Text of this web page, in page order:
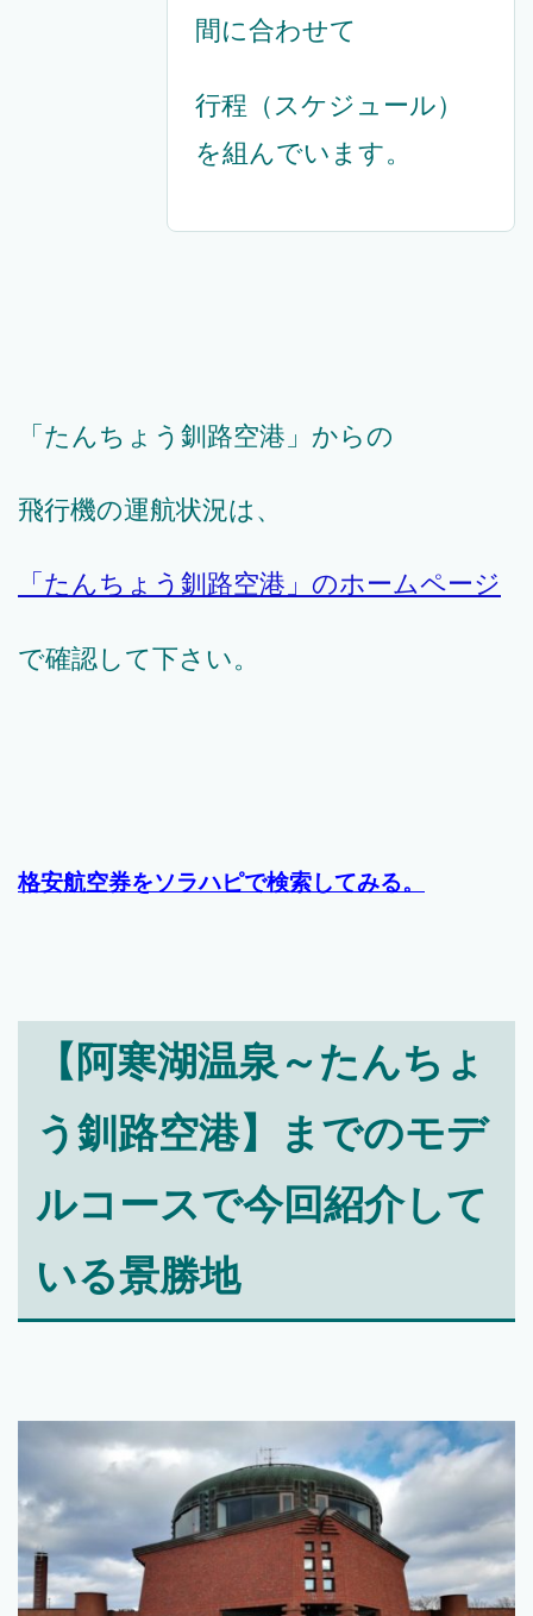
間に合わせて
行程（スケジュール）
を組んでいます。
「たんちょう釧路空港」からの
飛行機の運航状況は、
「たんちょう釧路空港」のホームページ
で確認して下さい。
格安航空券をソラハピで検索してみる。
【阿寒湖温泉～たんちょ
う釧路空港】までのモデ
ルコースで今回紹介して
いる景勝地